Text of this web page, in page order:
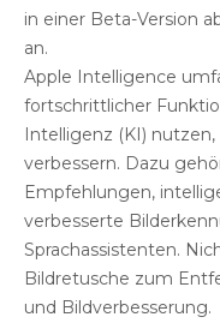
in einer Beta-Version
an.
Apple Intelligence
fortschrittlicher
Intelligenz (KI)
verbessern. Dazu
Empfehlungen,
verbesserte
Sprachassistenten.
Bildretusche zum
und Bildverbesserung.